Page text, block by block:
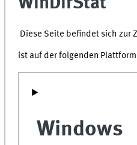
Diese Seite befindet sich zur
ist auf der folgenden
Windows